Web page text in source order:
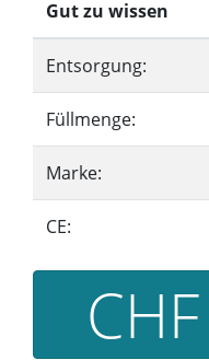
Gut zu wissen
Entsorgung:
Füllmenge:
Marke:
CE: